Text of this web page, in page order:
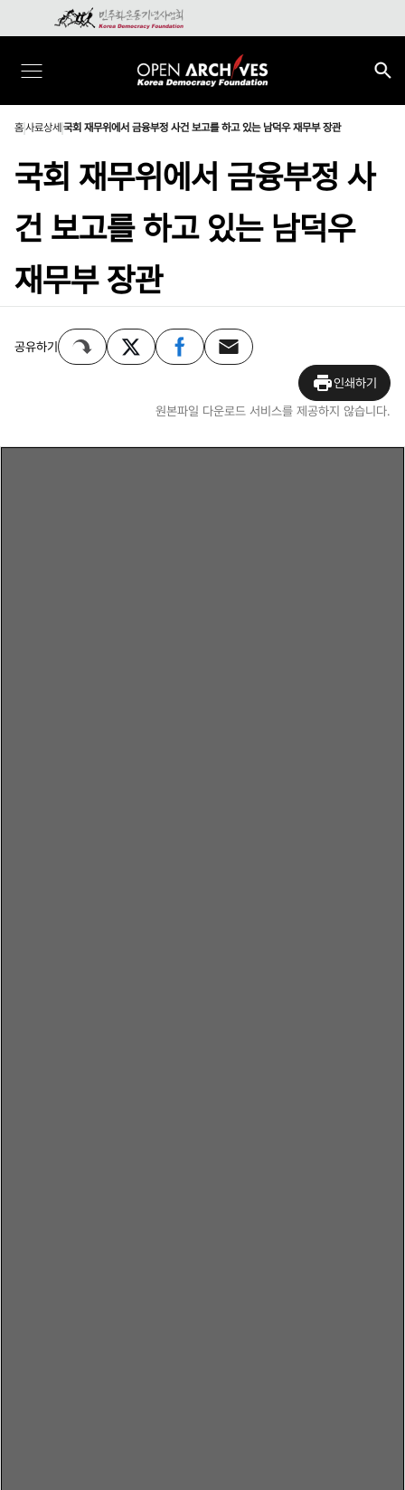
홈사료상세 국회 재무위에서 금융부정 사건 보고를 하고 있는 남덕우 재무부 장관
국회 재무위에서 금융부정 사
건 보고를 하고 있는 남덕우
재무부 장관
공유하기
인쇄하기
원본파일 다운로드 서비스를 제공하지 않습니다.